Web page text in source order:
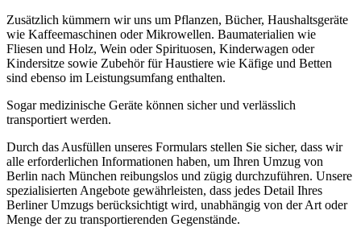
Zusätzlich kümmern wir uns um Pflanzen, Bücher, Haushaltsgeräte
wie Kaffeemaschinen oder Mikrowellen. Baumaterialien wie
Fliesen und Holz, Wein oder Spirituosen, Kinderwagen oder
Kindersitze sowie Zubehör für Haustiere wie Käfige und Betten
sind ebenso im Leistungsumfang enthalten.
Sogar medizinische Geräte können sicher und verlässlich
transportiert werden.
Durch das Ausfüllen unseres Formulars stellen Sie sicher, dass wir
alle erforderlichen Informationen haben, um Ihren Umzug von
Berlin nach München reibungslos und zügig durchzuführen. Unsere
spezialisierten Angebote gewährleisten, dass jedes Detail Ihres
Berliner Umzugs berücksichtigt wird, unabhängig von der Art oder
Menge der zu transportierenden Gegenstände.